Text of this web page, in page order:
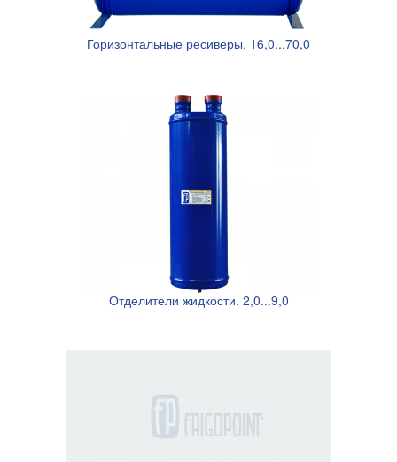
Горизонтальные ресиверы. 16,0...70,0
Отделители жидкости. 2,0...9,0